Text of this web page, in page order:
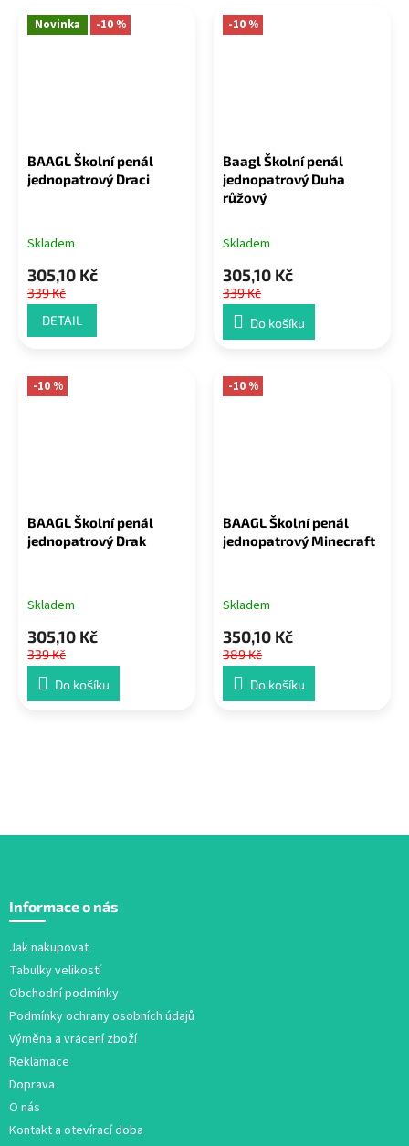
Novinka -10 %
BAAGL Školní penál
jednopatrový Draci
Skladem
305,10 Kč
339 Kč
DETAIL
-10 %
Baagl Školní penál
jednopatrový Duha
růžový
Skladem
305,10 Kč
339 Kč
Do košíku
-10 %
BAAGL Školní penál
jednopatrový Drak
Skladem
305,10 Kč
339 Kč
Do košíku
-10 %
BAAGL Školní penál
jednopatrový Minecraft
Skladem
350,10 Kč
389 Kč
Do košíku
p
Informace o nás
Jak nakupovat
Tabulky velikostí
Obchodní podmínky
Podmínky ochrany osobních údajů
Výměna a vrácení zboží
Reklamace
Doprava
O nás
Kontakt a otevírací doba